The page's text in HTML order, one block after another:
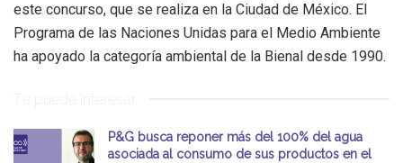
este concurso, que se realiza en la Ciudad de México. El
Programa de las Naciones Unidas para el Medio Ambiente
ha apoyado la categoría ambiental de la Bienal desde 1990.
Te puede interesar
P&G busca reponer más del 100% del agua
asociada al consumo de sus productos en el